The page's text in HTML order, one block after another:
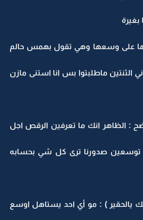
بغيرة
على وسعها وهي تقول بهمس حالم
الثنتين ماطلبتوا بس انا استنى مازن
: الظاهر انك ما تعرفين الرقص اجل
توسعين صدورنا ترى كل شي بحسابه
يالحقير ) : مو أي احد يستاهل اوسع